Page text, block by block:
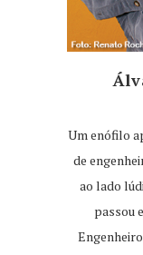
Um enófilo
de
ao lado
passou